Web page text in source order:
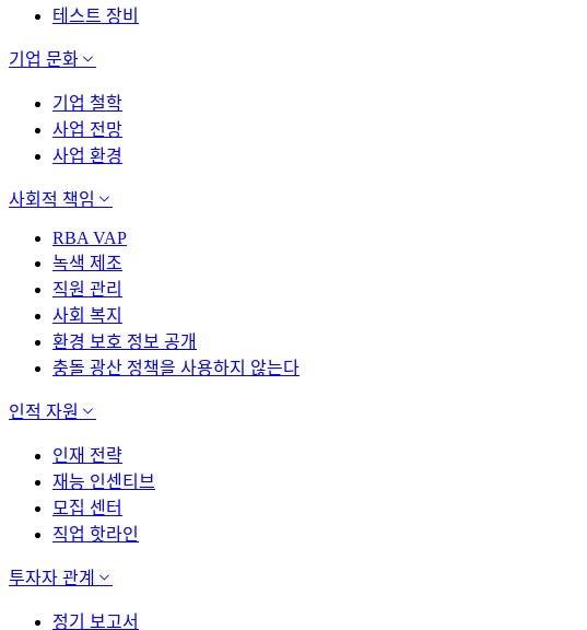
테스트 장비
기업 문화
기업 철학
사업 전망
사업 환경
사회적 책임
RBA VAP
녹색 제조
직원 관리
사회 복지
환경 보호 정보 공개
충돌 광산 정책을 사용하지 않는다
인적 자원
인재 전략
재능 인센티브
모집 센터
직업 핫라인
투자자 관계
정기 보고서